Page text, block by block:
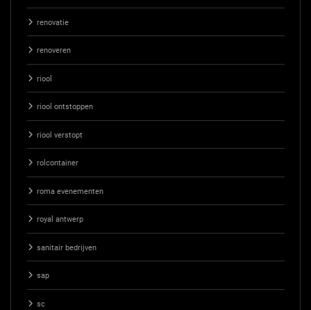
renovatie
renoveren
riool
riool ontstoppen
riool verstopt
rolcontainer
roma evenementen
royal antwerp
sanitair bedrijven
sap
sc